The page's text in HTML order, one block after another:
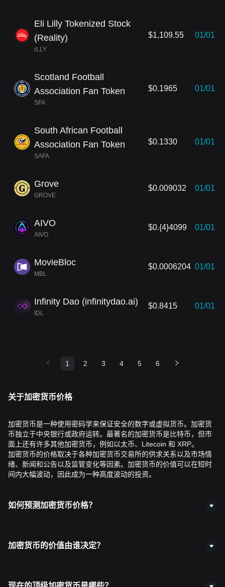
Eli Lilly Tokenized Stock
(Reality)
rLLY
$1,109.55 01/01
Scotland Football
Association Fan Token
SFA
$0.1965 01/01
South African Football
Association Fan Token
SAFA
$0.1330 01/01
Grove
GROVE
$0.009032 01/01
AIVO
AIVO
$0.{4}4099 01/01
MovieBloc
MBL
$0.0006204 01/01
Infinity Dao (infinitydao.ai)
IDL
$0.8415 01/01
1 2 3 4 5 6
关于加密货币价格
加密货币是一种使用密码学来保证安全的数字或虚拟货币。加密货
币独立于中央银行或政府运转。最著名的加密货币是比特币，但市
面上还有许多其他加密货币，例如以太币、Litecoin 和 XRP。
加密货币的价格取决于各种加密货币交易所的供求关系以及市场情
绪、新闻和公告以及监管变化等因素。加密货币的价值可以在短时
间内大幅波动，因此成为一种高度波动的投资。
如何预测加密货币价格？
绪、研究技术图表和指标，以及关注加密货币行业的新闻和发展。
加密货币的价值由谁决定？